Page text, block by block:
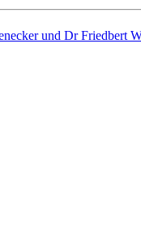
und Dr Friedbert